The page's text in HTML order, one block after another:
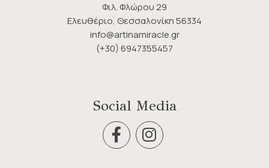
Φιλ. Φλώρου 29
Ελευθέριο, Θεσσαλονίκη 56334
info@artinamiracle.gr
(+30) 6947355457
Social Media